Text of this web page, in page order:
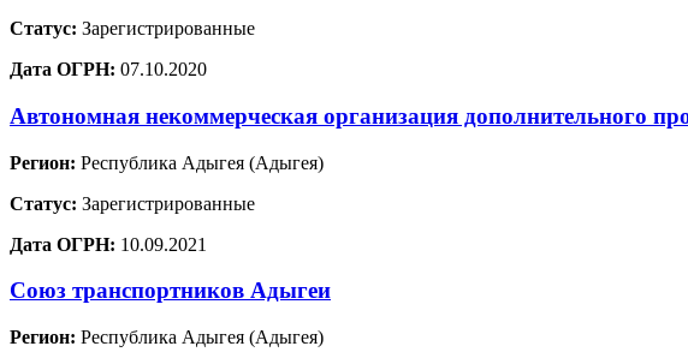
Статус: Зарегистрированные
Дата ОГРН: 07.10.2020
Автономная некоммерческая организация
Регион: Республика Адыгея (Адыгея)
Статус: Зарегистрированные
Дата ОГРН: 10.09.2021
Союз транспортников Адыгеи
Регион: Республика Адыгея (Адыгея)